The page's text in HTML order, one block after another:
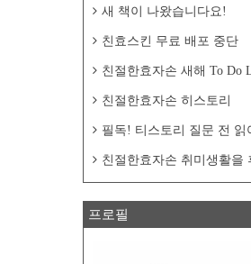
새 책이 나왔습니다요!
친효스킨 무료 배포 중단
친절한효자손 새해 To Do
친절한효자손 히스토리
필독! 티스토리 질문 전 읽
친절한효자손 취미생활을
프로필